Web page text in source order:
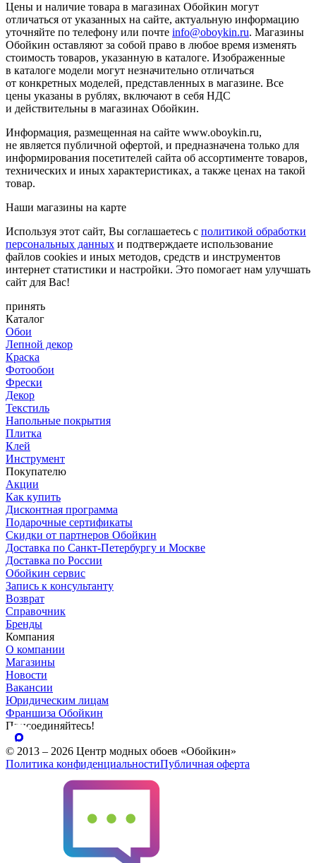
Цены и наличие товара в магазинах Обойкин могут
отличаться от указанных на сайте, актуальную информацию
уточняйте по телефону или почте info@oboykin.ru. Магазины
Обойкин оставляют за собой право в любое время изменять
стоимость товаров, указанную в каталоге. Изображенные
в каталоге модели могут незначительно отличаться
от конкретных моделей, представленных в магазине. Все
цены указаны в рублях, включают в себя НДС
и действительны в магазинах Обойкин.
Информация, размещенная на сайте www.oboykin.ru,
не является публичной офертой, и предназначена только для
информирования посетителей сайта об ассортименте товаров,
технических и иных характеристиках, а также ценах на такой
товар.
Наши магазины на карте
Используя этот сайт, Вы соглашаетесь с политикой обработки
персональных данных и подтверждаете использование
файлов cookies и иных методов, средств и инструментов
интернет статистики и настройки. Это помогает нам улучшать
сайт для Вас!
принять
Каталог
Обои
Лепной декор
Краска
Фотообои
Фрески
Декор
Текстиль
Напольные покрытия
Плитка
Клей
Инструмент
Покупателю
Акции
Как купить
Дисконтная программа
Подарочные сертификаты
Скидки от партнеров Обойкин
Доставка по Санкт-Петербургу и Москве
Доставка по России
Обойкин сервис
Запись к консультанту
Возврат
Справочник
Бренды
Компания
О компании
Магазины
Новости
Вакансии
Юридическим лицам
Франшиза Обойкин
Присоединяйтесь!
© 2013 – 2026 Центр модных обоев «Обойкин»
Политика конфиденциальностиПубличная оферта